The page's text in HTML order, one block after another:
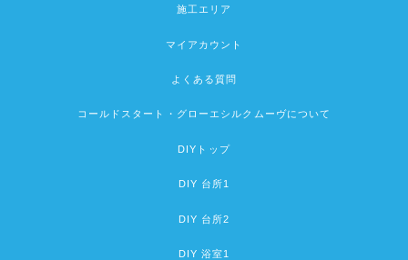
施工エリア
マイアカウント
よくある質問
コールドスタート・グローエシルクムーヴについて
DIYトップ
DIY 台所1
DIY 台所2
DIY 浴室1